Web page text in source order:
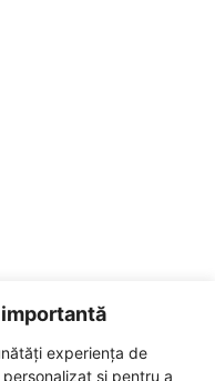
experiența de
și pentru a